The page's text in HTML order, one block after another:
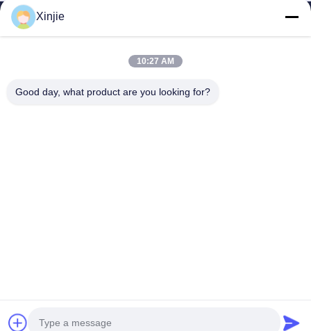
집
우리에 대해
© 2026 Jiangsu Xinjie Boiler Manufacturing Co., Ltd.. All Rights Reserved.
Xinjie
10:27 AM
Good day, what product are you looking for?